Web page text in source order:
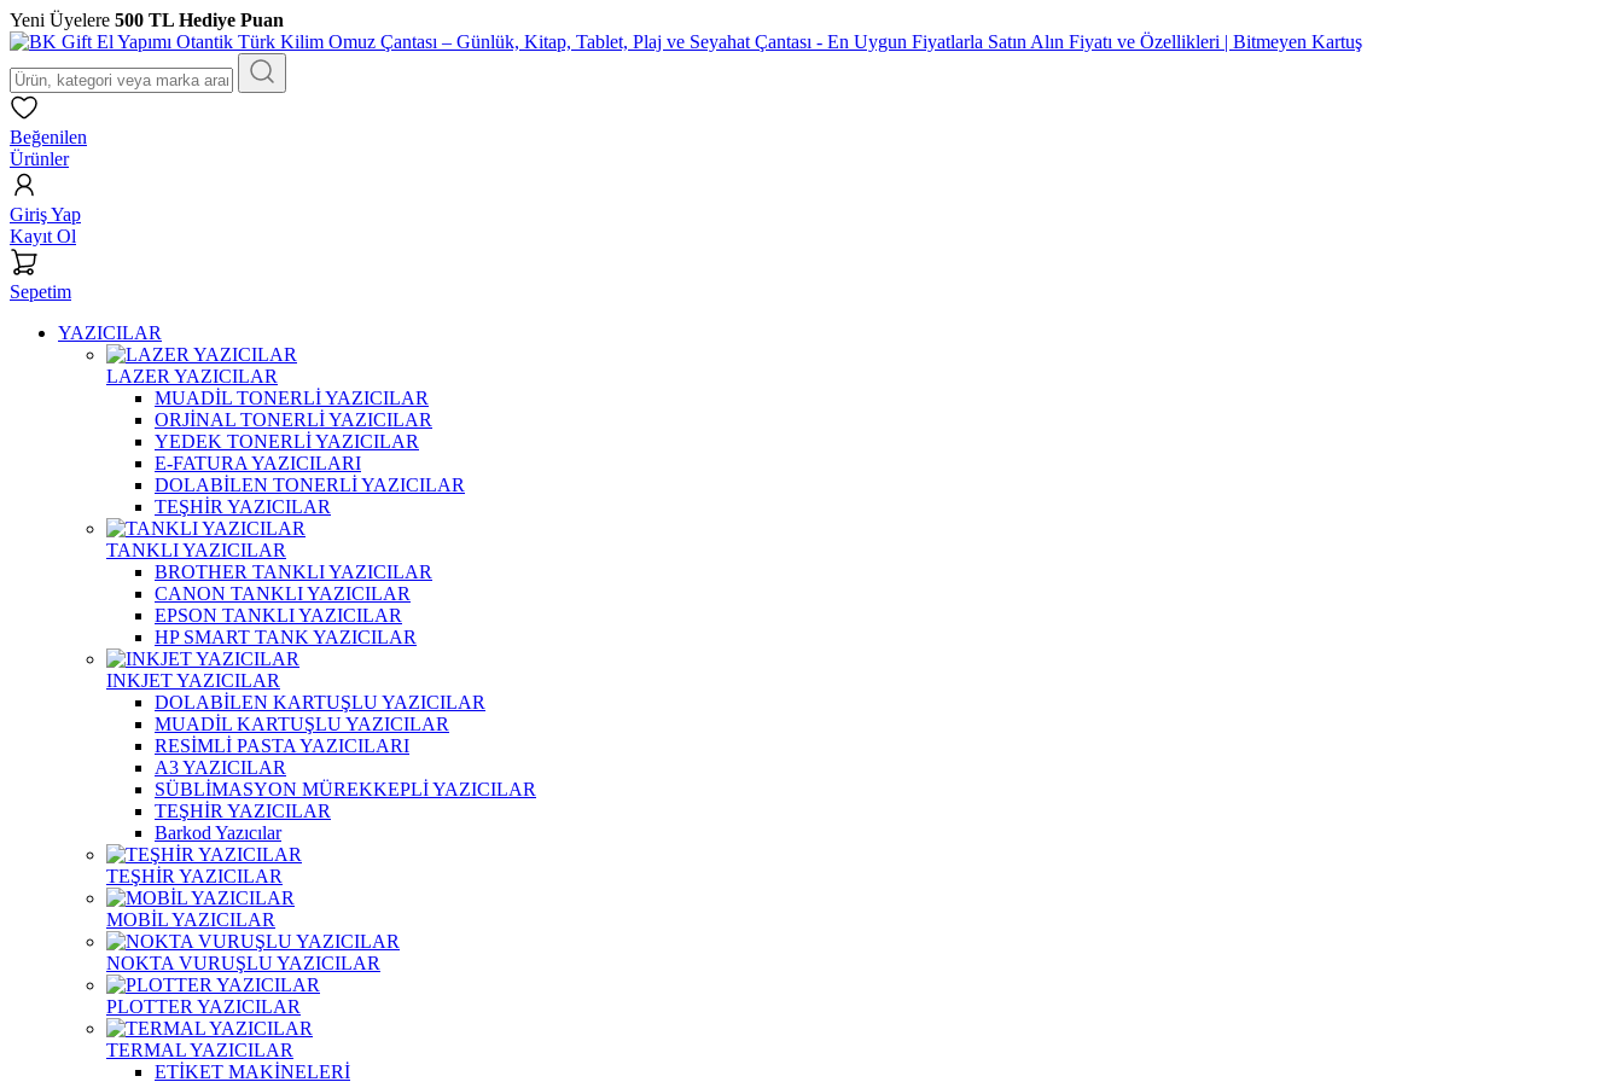
Yeni Üyelere 500 TL Hediye Puan
Beğenilen
Ürünler
Giriş Yap
Kayıt Ol
Sepetim
YAZICILAR
LAZER YAZICILAR
MUADİL TONERLİ YAZICILAR
ORJİNAL TONERLİ YAZICILAR
YEDEK TONERLİ YAZICILAR
E-FATURA YAZICILARI
DOLABİLEN TONERLİ YAZICILAR
TEŞHİR YAZICILAR
TANKLI YAZICILAR
BROTHER TANKLI YAZICILAR
CANON TANKLI YAZICILAR
EPSON TANKLI YAZICILAR
HP SMART TANK YAZICILAR
INKJET YAZICILAR
DOLABİLEN KARTUŞLU YAZICILAR
MUADİL KARTUŞLU YAZICILAR
RESİMLİ PASTA YAZICILARI
A3 YAZICILAR
SÜBLİMASYON MÜREKKEPLİ YAZICILAR
TEŞHİR YAZICILAR
Barkod Yazıcılar
TEŞHİR YAZICILAR
MOBİL YAZICILAR
NOKTA VURUŞLU YAZICILAR
PLOTTER YAZICILAR
TERMAL YAZICILAR
ETİKET MAKİNELERİ